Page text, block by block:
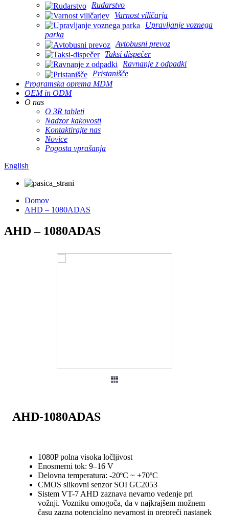
Rudarstvo
Varnost viličarja
Upravljanje voznega
parka
Avtobusni prevoz
Taksi dispečer
Ravnanje z odpadki
Pristanišče
Programska oprema MDM
OEM in ODM
O nas
O 3R tableti
Nadzor kakovosti
Kontaktirajte nas
Novice
Pogosta vprašanja
English
Domov
AHD – 1080ADAS
AHD – 1080ADAS
AHD-1080ADAS
1080P polna visoka ločljivost
Enosmerni tok: 9–16 V
Delovna temperatura: -20ºC ~ +70ºC
CMOS slikovni senzor SOI GC2053
Sistem VT-7 AHD zaznava nevarno vedenje pri
vožnji. Vozniku omogoča, da v najkrajšem možnem
času zazna potencialno nevarnost in prepreči nastanek